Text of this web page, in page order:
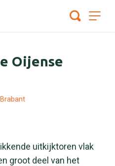
Oijense
Brabant
uitkijktoren vlak
groot deel van het